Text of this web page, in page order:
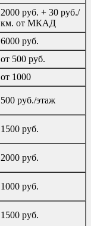
2000 руб. + 30 руб./
км. от МКАД
6000 руб.
от 500 руб.
от 1000
500 руб./этаж
1500 руб.
2000 руб.
1000 руб.
1500 руб.